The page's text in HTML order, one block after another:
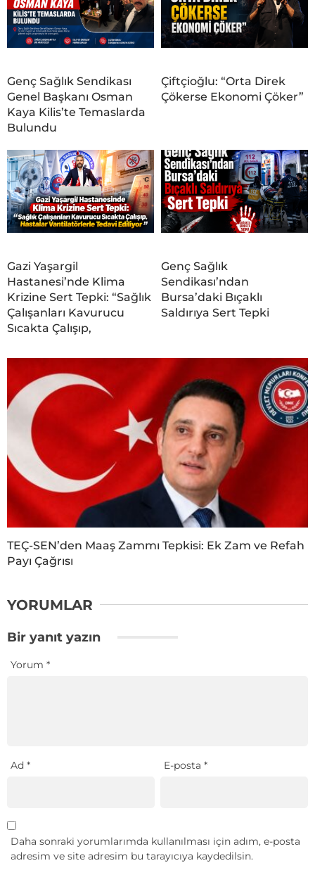
Genç Sağlık Sendikası
Genel Başkanı Osman
Kaya Kilis’te Temaslarda
Bulundu
Çiftçioğlu: “Orta Direk
Çökerse Ekonomi Çöker”
Gazi Yaşargil
Hastanesi’nde Klima
Krizine Sert Tepki: “Sağlık
Çalışanları Kavurucu
Sıcakta Çalışıp,
Genç Sağlık
Sendikası’ndan
Bursa’daki Bıçaklı
Saldırıya Sert Tepki
TEÇ-SEN’den Maaş Zammı Tepkisi: Ek Zam ve Refah
Payı Çağrısı
YORUMLAR
Bir yanıt yazın
Yorum *
Ad * E-posta*
Daha sonraki yorumlarımda kullanılması için adım, e-posta
adresim ve site adresim bu tarayıcıya kaydedilsin.